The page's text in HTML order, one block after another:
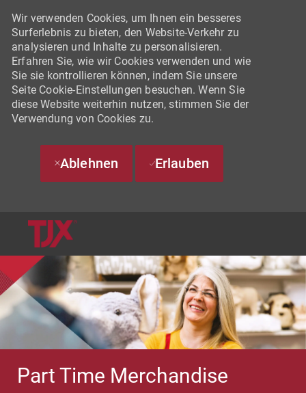
Wir verwenden Cookies, um Ihnen ein besseres
Surferlebnis zu bieten, den Website-Verkehr zu
analysieren und Inhalte zu personalisieren.
Erfahren Sie, wie wir Cookies verwenden und wie
Sie sie kontrollieren können, indem Sie unsere
Seite Cookie-Einstellungen besuchen. Wenn Sie
diese Website weiterhin nutzen, stimmen Sie der
Verwendung von Cookies zu.
Ablehnen Erlauben
Part Time Merchandise